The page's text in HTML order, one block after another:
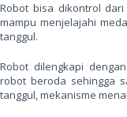
Robot bisa dikontrol
mampu menjelajahi
tanggul.
Robot dilengkapi
robot beroda sehingga
tanggul, mekanisme